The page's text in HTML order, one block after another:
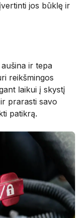
jos būklę ir
ir tepa
reikšmingos
laikui į skystį
prarasti savo
patikrą.